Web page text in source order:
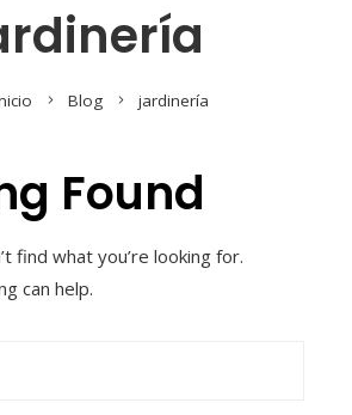
Blog jardinería
Found
find what you’re looking for.
can help.